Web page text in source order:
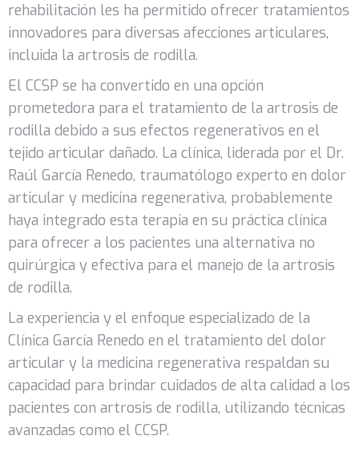
rehabilitación les ha permitido ofrecer tratamientos
innovadores para diversas afecciones articulares,
incluida la artrosis de rodilla.
El CCSP se ha convertido en una opción
prometedora para el tratamiento de la artrosis de
rodilla debido a sus efectos regenerativos en el
tejido articular dañado. La clínica, liderada por el Dr.
Raúl García Renedo, traumatólogo experto en dolor
articular y medicina regenerativa, probablemente
haya integrado esta terapia en su práctica clínica
para ofrecer a los pacientes una alternativa no
quirúrgica y efectiva para el manejo de la artrosis
de rodilla.
La experiencia y el enfoque especializado de la
Clínica García Renedo en el tratamiento del dolor
articular y la medicina regenerativa respaldan su
capacidad para brindar cuidados de alta calidad a los
pacientes con artrosis de rodilla, utilizando técnicas
avanzadas como el CCSP.